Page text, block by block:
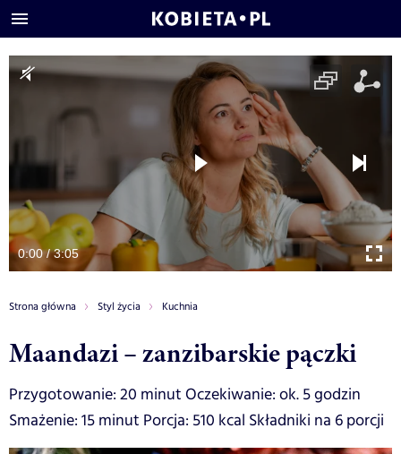
0:00 / 3:05
Strona główna Styl życia Kuchnia
Maandazi – zanzibarskie pączki
Przygotowanie: 20 minut Oczekiwanie: ok. 5 godzin
Smażenie: 15 minut Porcja: 510 kcal Składniki na 6 porcji